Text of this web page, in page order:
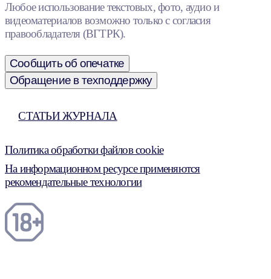
Любое использование текстовых, фото, аудио и
видеоматериалов возможно только с согласия
правообладателя (ВГТРК).
Сообщить об опечатке
Обращение в техподдержку
СТАТЬИ ЖУРНАЛА
Политика обработки файлов cookie
На информационном ресурсе применяются
рекомендательные технологии